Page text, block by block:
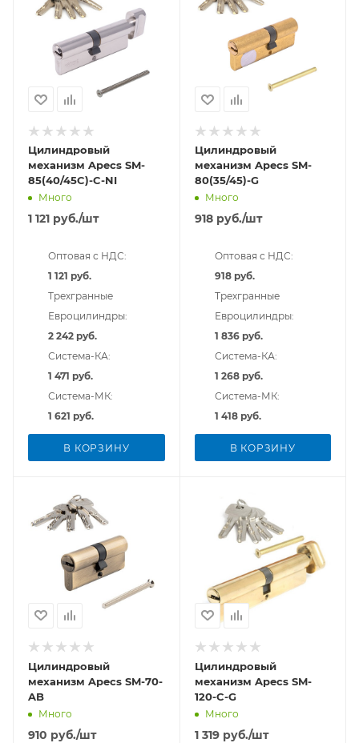
Цилиндровый
механизм Apecs SM-
85(40/45C)-C-NI
Много
1 121 руб./шт
Оптовая с НДС:
1 121 руб.
Трехгранные
Евроцилиндры:
2 242 руб.
Система-КА:
1 471 руб.
Система-МК:
1 621 руб.
В КОРЗИНУ
Цилиндровый
механизм Apecs SM-
80(35/45)-G
Много
918руб./шт
Оптовая с НДС:
918 руб.
Трехгранные
Евроцилиндры:
1 836 руб.
Система-КА:
1 268 руб.
Система-МК:
1 418 руб.
В КОРЗИНУ
Цилиндровый
механизм Apecs SM-70-
AB
Много
910 руб./шт
Цилиндровый
механизм Apecs SM-
120-C-G
Много
1 319руб./шт